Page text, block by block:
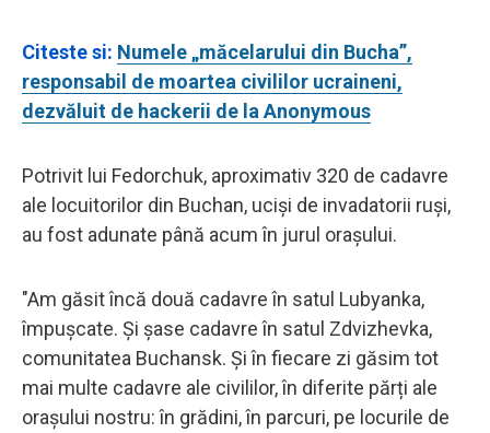
Citeste si: Numele „măcelarului din Bucha”,
responsabil de moartea civililor ucraineni,
dezvăluit de hackerii de la Anonymous
Potrivit lui Fedorchuk, aproximativ 320 de cadavre
ale locuitorilor din Buchan, uciși de invadatorii ruși,
au fost adunate până acum în jurul orașului.
"Am găsit încă două cadavre în satul Lubyanka,
împușcate. Și șase cadavre în satul Zdvizhevka,
comunitatea Buchansk. Și în fiecare zi găsim tot
mai multe cadavre ale civililor, în diferite părți ale
orașului nostru: în grădini, în parcuri, pe locurile de